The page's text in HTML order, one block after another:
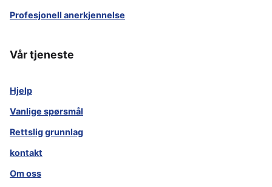
Profesjonell anerkjennelse
Vår tjeneste
Hjelp
Vanlige spørsmål
Rettslig grunnlag
kontakt
Om oss